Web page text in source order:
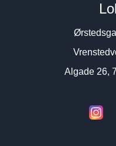
Algade 26,